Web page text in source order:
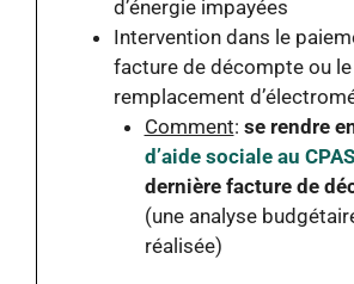
d’énergie impayées
Intervention dans le
facture de décompte ou le
remplacement
Comment: se rendre
d’aide sociale au CPAS
dernière facture de
(une analyse
réalisée)